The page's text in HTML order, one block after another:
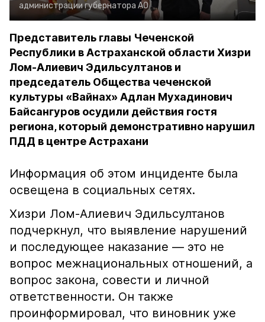
администрации губернатора АО
Представитель главы Чеченской
Республики в Астраханской области Хизри
Лом-Алиевич Эдильсултанов и
председатель Общества чеченской
культуры «Вайнах» Адлан Мухадинович
Байсангуров осудили действия гостя
региона, который демонстративно нарушил
ПДД в центре Астрахани
Информация об этом инциденте была
освещена в социальных сетях.
Хизри Лом-Алиевич Эдильсултанов
подчеркнул, что выявление нарушений
и последующее наказание — это не
вопрос межнациональных отношений, а
вопрос закона, совести и личной
ответственности. Он также
проинформировал, что виновник уже